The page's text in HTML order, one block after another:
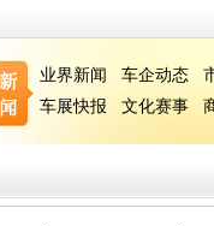
业界新闻 车企动态
车展快报
文化赛事